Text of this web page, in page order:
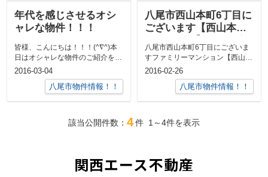
年代を感じさせるオシ
ャレな物件！！！
皆様、こんにちは！！！(^∇^)本
日はオシャレな物件のご紹介をし
たいと思います！！普段ご紹介さ
2016-03-04
八尾市物件情報！！
八尾市西山本町6丁目に
ございます【西山本コ
です！！
八尾市西山本町6丁目にございま
すファミリーマンション【西山本
コーポラスⅡ】のご紹介です！！
近鉄大阪線...
2016-02-26
八尾市物件情報！！
該当公開件数： 4件 1～4件を表示
関西エース不動産